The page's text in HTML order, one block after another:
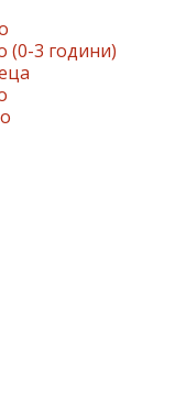
(0-3 години)